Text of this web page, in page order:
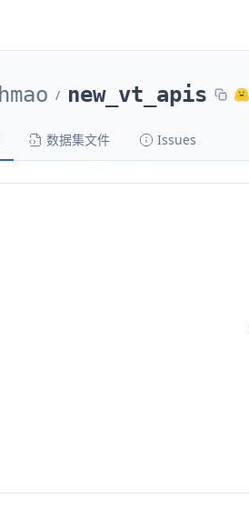
hmao / new_vt_apis
数据集文件 Issues